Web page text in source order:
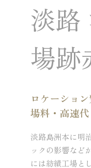
淡路
場跡
ロケーショ
場料・高速代
淡路島洲本に明
ックの影響など
には紡績工場と